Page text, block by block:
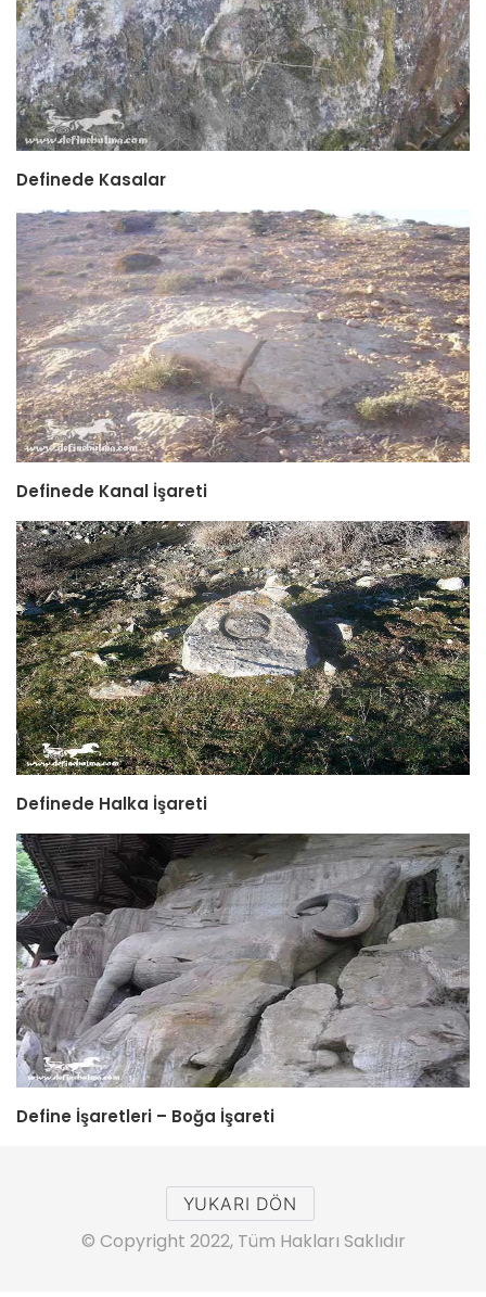
Definede Kasalar
Definede Kanal İşareti
Definede Halka İşareti
Define İşaretleri – Boğa İşareti
YUKARI DÖN
© Copyright 2022, Tüm Hakları Saklıdır